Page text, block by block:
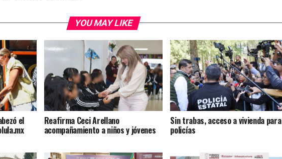
YOU MAY LIKE
el Reafirma Ceci Arellano
acompañamiento a niños y jóvenes
Sin trabas, acceso a vivienda para
policías